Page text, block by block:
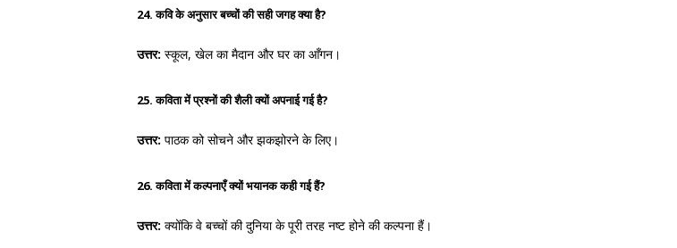
24. कवि के अनुसार बच्चों की सही जगह क्या है?
उत्तर: स्कूल, खेल का मैदान और घर का आँगन।
25. कविता में प्रश्नों की शैली क्यों अपनाई गई है?
उत्तर: पाठक को सोचने और झकझोरने के लिए।
26. कविता में कल्पनाएँ क्यों भयानक कही गई हैं?
उत्तर: क्योंकि वे बच्चों की दुनिया के पूरी तरह नष्ट होने की कल्पना हैं।